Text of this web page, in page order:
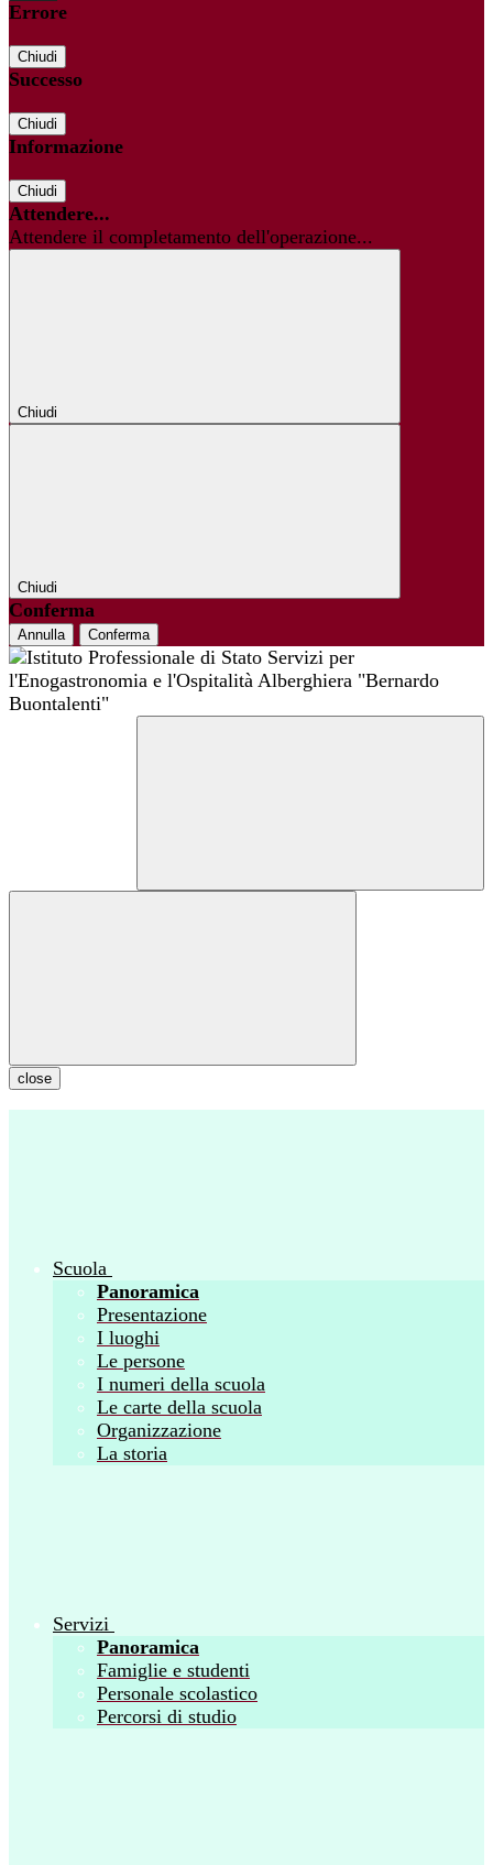
Errore
Chiudi
Successo
Chiudi
Informazione
Chiudi
Attendere...
Attendere il completamento dell'operazione...
Chiudi
Chiudi
Conferma
Annulla Conferma
close
Scuola
Panoramica
Presentazione
I luoghi
Le persone
I numeri della scuola
Le carte della scuola
Organizzazione
La storia
Servizi
Panoramica
Famiglie e studenti
Personale scolastico
Percorsi di studio